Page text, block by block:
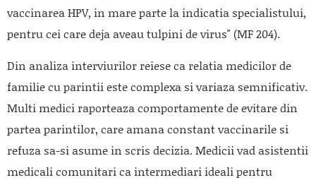
vaccinarea HPV, in mare parte la indicatia specialistului,
pentru cei care deja aveau tulpini de virus" (MF 204).
Din analiza interviurilor reiese ca relatia medicilor de
familie cu parintii este complexa si variaza semnificativ.
Multi medici raporteaza comportamente de evitare din
partea parintilor, care amana constant vaccinarile si
refuza sa-si asume in scris decizia. Medicii vad asistentii
medicali comunitari ca intermediari ideali pentru